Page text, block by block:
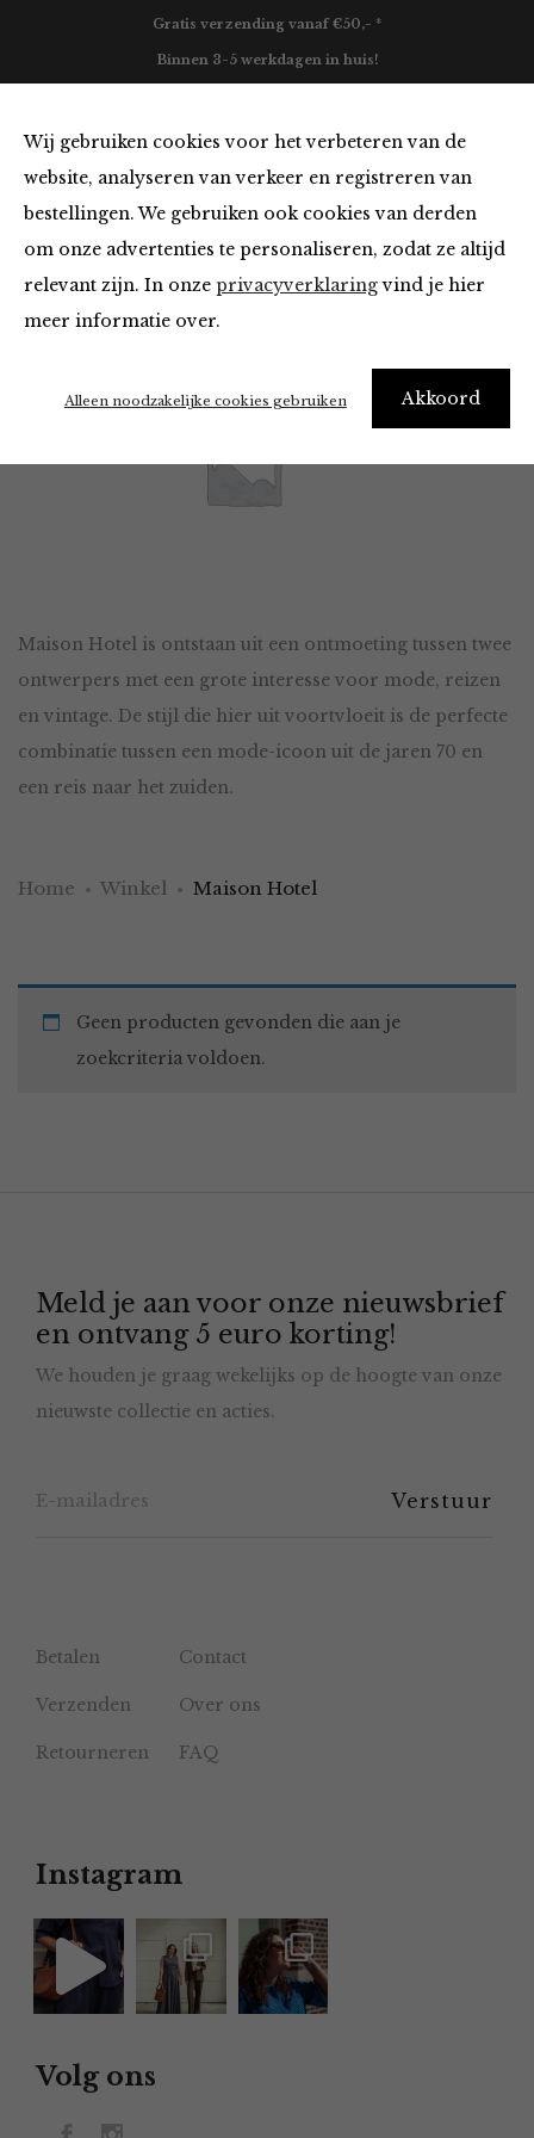
Wij gebruiken cookies voor het verbeteren van de
website, analyseren van verkeer en registreren van
bestellingen. We gebruiken ook cookies van derden
om onze advertenties te personaliseren, zodat ze altijd
relevant zijn. In onze privacyverklaringvind je hier
meer informatie over.
Akkoord
Alleen noodzakelijke cookies gebruiken
Gratis verzending vanaf €50,- *
Binnen 3-5 werkdagen in huis!
Maison Hotel
Maison Hotel is ontstaan uit een ontmoeting tussen twee
ontwerpers met een grote interesse voor mode, reizen
en vintage. De stijl die hier uit voortvloeit is de perfecte
combinatie tussen een mode-icoon uit de jaren 70 en
een reis naar het zuiden.
Home Winkel Maison Hotel
Geen producten gevonden die aan je
zoekcriteria voldoen.
Meld je aan voor onze nieuwsbrief
en ontvang 5 euro korting!
We houden je graag wekelijks op de hoogte van onze
nieuwste collectie en acties.
Betalen Contact
Verzenden Over ons
Retourneren FAQ
Instagram
Volg ons